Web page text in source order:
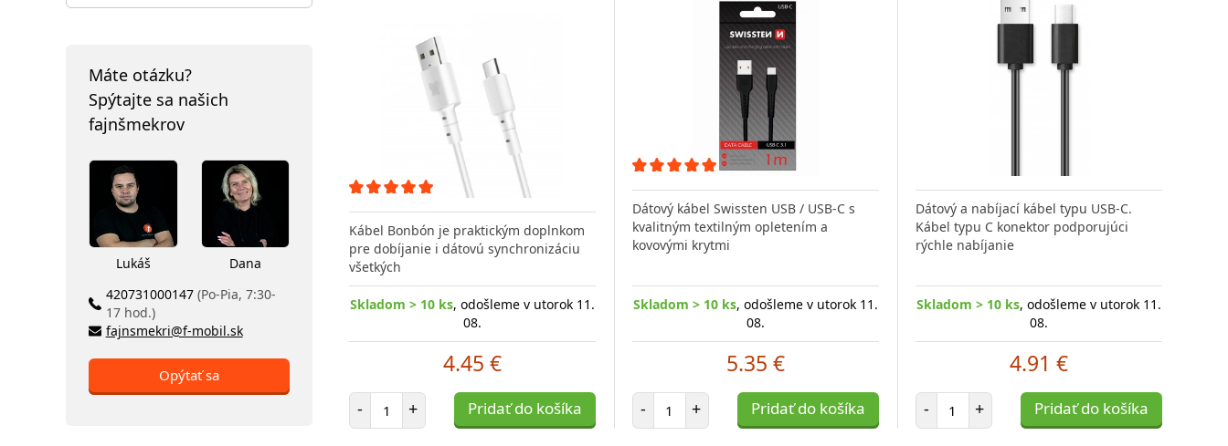
Máte otázku?
Spýtajte sa našich
fajnšmekrov
Lukáš
Dana
420731000147 (Po-Pia, 7:30-
17 hod.)
fajnsmekri@f-mobil.sk
Opýtať sa
Kábel Bonbón je praktickým doplnkom
pre dobíjanie i dátovú synchronizáciu
všetkých
Skladom > 10 ks, odošleme v utorok 11.
08.
4.45 €
- Počet položiek
+ Pridať do košíka
Dátový kábel Swissten USB / USB-C s
kvalitným textilným opletením a
kovovými krytmi
Skladom > 10 ks, odošleme v utorok 11.
08.
5.35 €
- Počet položiek
+ Pridať do košíka
Dátový a nabíjací kábel typu USB-C.
Kábel typu C konektor podporujúci
rýchle nabíjanie
Skladom > 10 ks, odošleme v utorok 11.
08.
4.91 €
- Počet položiek
+ Pridať do košíka